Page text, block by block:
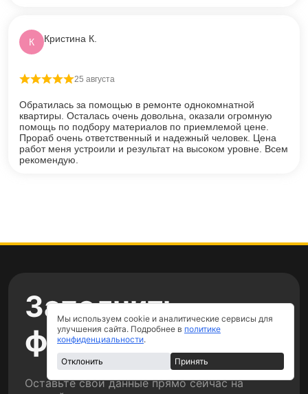
К Кристина К.
Оценка5из 5
25 августа
Обратилась за помощью в ремонте однокомнатной
квартиры. Осталась очень довольна, оказали огромную
помощь по подбору материалов по приемлемой цене.
Прораб очень ответственный и надежный человек. Цена
работ меня устроили и результат на высоком уровне. Всем
рекомендую.
Заполнить
форму
Оставьте свои данные прямо сейчас на
Мы используем cookie и аналитические сервисы для
улучшения сайта. Подробнее в политике
конфиденциальности.
Отклонить Принять